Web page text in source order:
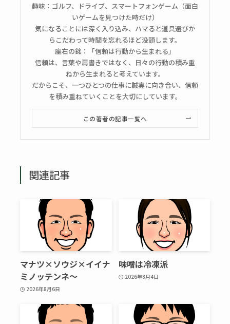
趣味：ゴルフ、ドライブ、スマートフォンゲーム（面白
いゲームを見つけた時だけ）
気になることには深く入り込み、ハマると道具選びか
らこだわって時間を忘れるほど没頭します。
座右の銘：「信頼は行動から生まれる」
信頼は、言葉や肩書きではなく、日々の行動の積み重
ねから生まれると考えています。
だからこそ、一つひとつの仕事に誠実に向き合い、信頼
を積み重ねていくことを大切にしています。
この著者の記事一覧へ
関連記事
マナツ×ソウジ×イイナ
ミノッテンネ～
2026年8月6日
味噌は冷凍派
2026年8月4日